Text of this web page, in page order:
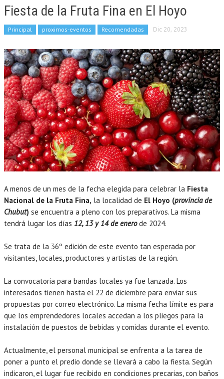
Fiesta de la Fruta Fina en El Hoyo
Principal proximos-eventos Recomendadas Dic 20, 2023
A menos de un mes de la fecha elegida para celebrar la Fiesta
Nacional de la Fruta Fina, la localidad de El Hoyo (provincia de
Chubut) se encuentra a pleno con los preparativos. La misma
tendrá lugar los días 12, 13 y 14 de enerode 2024.
Se trata de la 36º edición de este evento tan esperada por
visitantes, locales, productores y artistas de la región.
La convocatoria para bandas locales ya fue lanzada. Los
interesados tienen hasta el 22 de diciembre para enviar sus
propuestas por correo electrónico. La misma fecha límite es para
que los emprendedores locales accedan a los pliegos para la
instalación de puestos de bebidas y comidas durante el evento.
Actualmente, el personal municipal se enfrenta a la tarea de
poner a punto el predio donde se llevará a cabo la fiesta. Según
indicaron, el lugar fue recibido en condiciones precarias, con baños